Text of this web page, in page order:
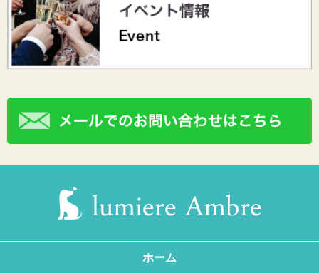
ホーム